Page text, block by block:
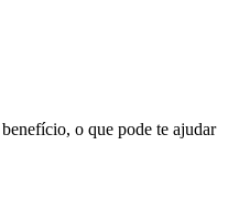
o que pode te ajudar